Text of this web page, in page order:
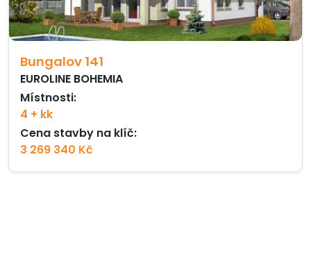
Bungalov 141
EUROLINE BOHEMIA
Místnosti:
4 + kk
Cena stavby na klíč:
3 269 340 Kč